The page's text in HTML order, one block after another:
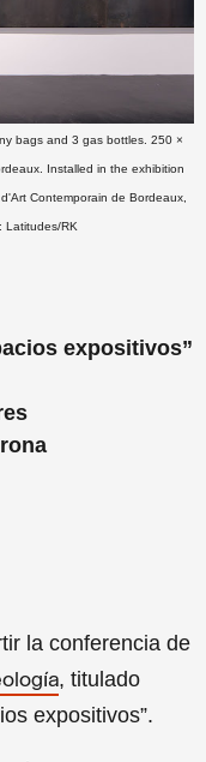
bags and 3 gas bottles. 250 ×
Installed in the exhibition
Contemporain de Bordeaux,
Latitudes/RK
expositivos”
la conferencia de
, titulado
expositivos”.